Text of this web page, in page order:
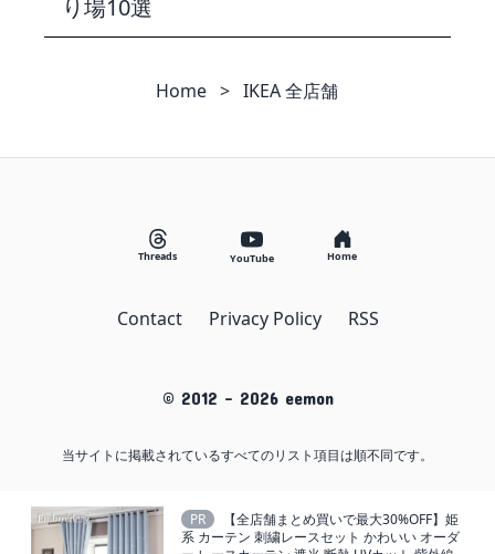
り場10選
Home > IKEA 全店舗
PR
【全店舗まとめ買いで最大30%OFF】姫
系 カーテン 刺繍レースセット かわいい オーダ
Threads YouTube Home
Contact Privacy Policy RSS
© 2012 - 2026eemon
当サイトに掲載されているすべてのリスト項目は順不同です。